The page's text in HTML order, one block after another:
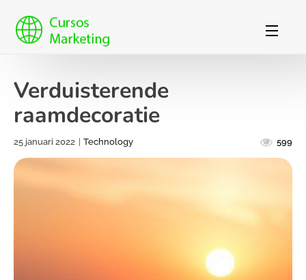
Verduisterende
raamdecoratie
25 januari 2022 | Technology 599